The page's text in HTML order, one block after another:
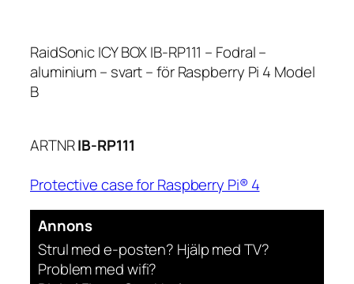
RaidSonic ICY BOX IB-RP111 – Fodral –
aluminium – svart – för Raspberry Pi 4 Model
B
ARTNRIB-RP111
Protective case for Raspberry Pi® 4
Annons
Strul med e-posten? Hjälp med TV?
Problem med wifi?